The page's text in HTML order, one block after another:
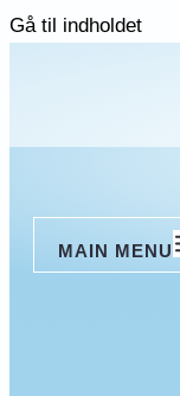
Gå til indholdet
MAIN MENU